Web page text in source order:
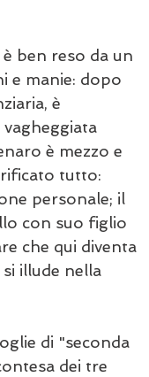
ben reso da un
e manie: dopo
è
è mezzo e
tutto:
personale; il
con suo figlio
che qui diventa
illude nella
di "seconda
dei tre